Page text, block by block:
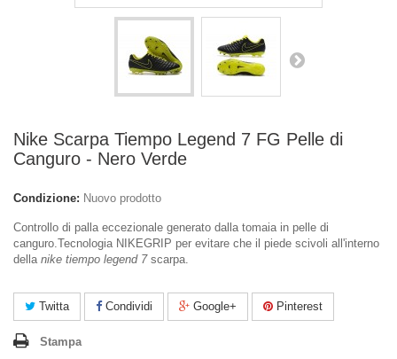
Nike Scarpa Tiempo Legend 7 FG Pelle di
Canguro - Nero Verde
Condizione: Nuovo prodotto
Controllo di palla eccezionale generato dalla tomaia in pelle di
canguro.Tecnologia NIKEGRIP per evitare che il piede scivoli all'interno
della nike tiempo legend 7scarpa.
Twitta Condividi Google+ Pinterest
Stampa